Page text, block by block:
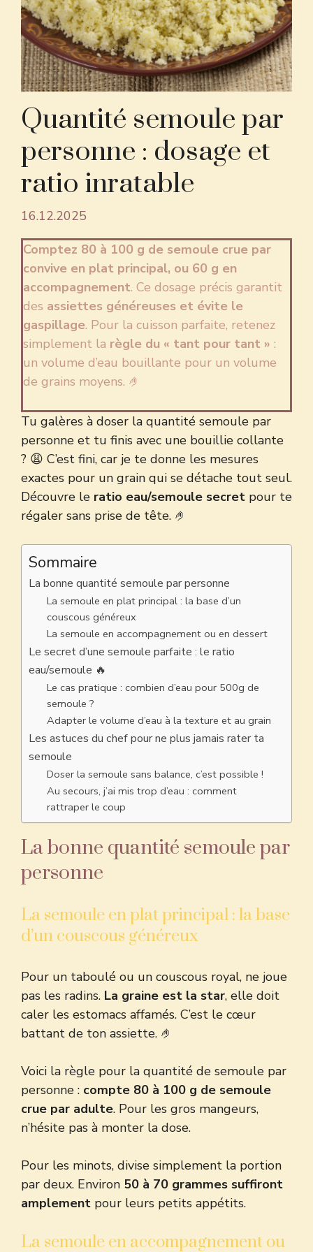
Quantité semoule par
personne : dosage et
ratio inratable
16.12.2025
Comptez 80 à 100 g de semoule crue par
convive en plat principal, ou 60 g en
accompagnement. Ce dosage précis garantit
des assiettes généreuses et évite le
gaspillage. Pour la cuisson parfaite, retenez
simplement la règle du « tant pour tant » :
un volume d’eau bouillante pour un volume
de grains moyens. 🤌
Tu galères à doser la quantité semoule par
personne et tu finis avec une bouillie collante
? 😩 C’est fini, car je te donne les mesures
exactes pour un grain qui se détache tout seul.
Découvre le ratio eau/semoule secret pour te
régaler sans prise de tête. 🤌
Sommaire
La bonne quantité semoule par personne
La semoule en plat principal : la base d’un
couscous généreux
La semoule en accompagnement ou en dessert
Le secret d’une semoule parfaite : le ratio
eau/semoule 🔥
Le cas pratique : combien d’eau pour 500g de
semoule ?
Adapter le volume d’eau à la texture et au grain
Les astuces du chef pour ne plus jamais rater ta
semoule
Doser la semoule sans balance, c’est possible !
Au secours, j’ai mis trop d’eau : comment
rattraper le coup
La bonne quantité semoule par
personne
La semoule en plat principal : la base
d’un couscous généreux
Pour un taboulé ou un couscous royal, ne joue
pas les radins. La graine est la star, elle doit
caler les estomacs affamés. C’est le cœur
battant de ton assiette. 🤌
Voici la règle pour la quantité de semoule par
personne : compte 80 à 100 g de semoule
crue par adulte. Pour les gros mangeurs,
n’hésite pas à monter la dose.
Pour les minots, divise simplement la portion
par deux. Environ 50 à 70 grammes suffiront
amplement pour leurs petits appétits.
La semoule en accompagnement ou